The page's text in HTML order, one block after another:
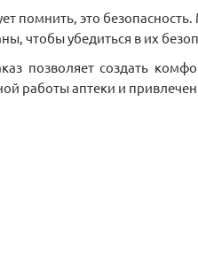
помнить, это
чтобы убедиться в их
позволяет создать
работы аптеки и